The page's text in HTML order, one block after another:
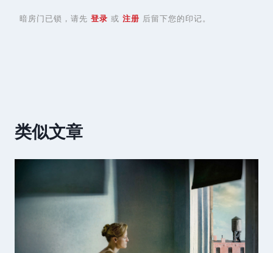
暗房门已锁，请先 登录 或 注册 后留下您的印记。
类似文章